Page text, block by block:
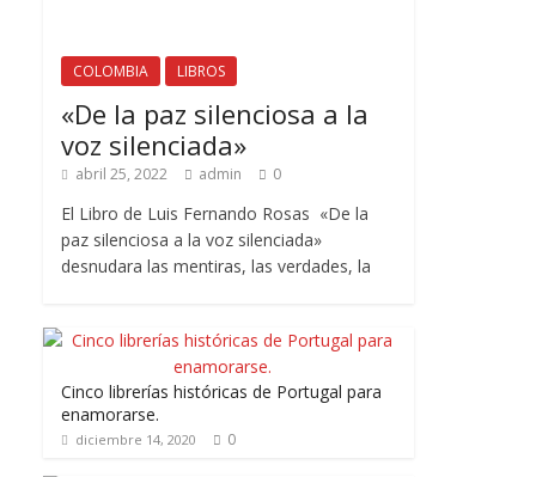
COLOMBIA LIBROS
«De la paz silenciosa a la
voz silenciada»
abril 25, 2022 admin 0
El Libro de Luis Fernando Rosas «De la
paz silenciosa a la voz silenciada»
desnudara las mentiras, las verdades, la
Cinco librerías históricas de Portugal para
enamorarse.
diciembre 14, 2020 0